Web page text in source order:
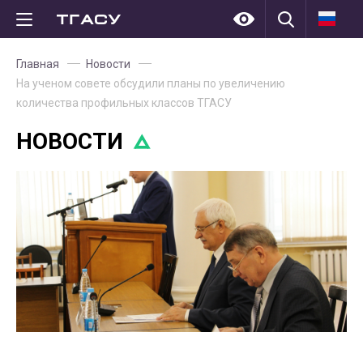
Главная
Новости
На ученом совете обсудили планы по увеличению
количества профильных классов ТГАСУ
НОВОСТИ